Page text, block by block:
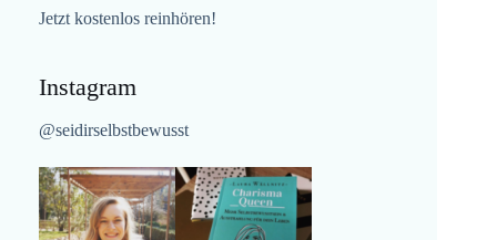
Jetzt kostenlos reinhören!
Instagram
@seidirselbstbewusst